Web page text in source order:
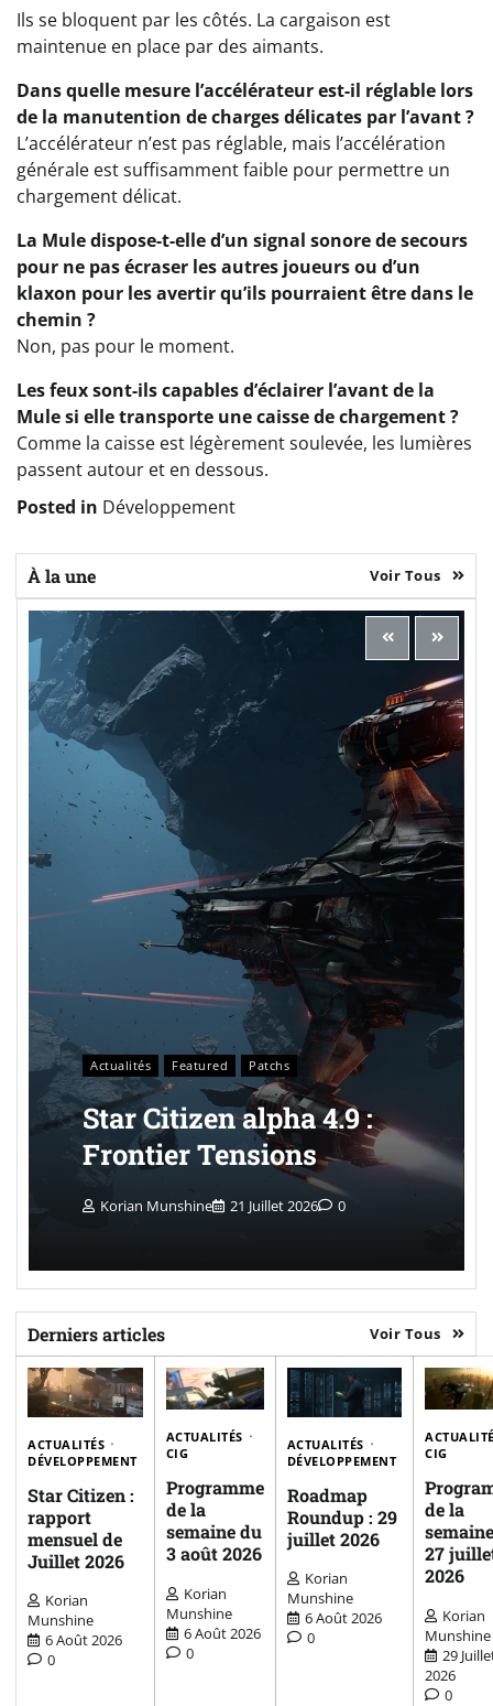
Ils se bloquent par les côtés. La cargaison est
maintenue en place par des aimants.
Dans quelle mesure l’accélérateur est-il réglable lors
de la manutention de charges délicates par l’avant ?
L’accélérateur n’est pas réglable, mais l’accélération
générale est suffisamment faible pour permettre un
chargement délicat.
La Mule dispose-t-elle d’un signal sonore de secours
pour ne pas écraser les autres joueurs ou d’un
klaxon pour les avertir qu’ils pourraient être dans le
chemin ?
Non, pas pour le moment.
Les feux sont-ils capables d’éclairer l’avant de la
Mule si elle transporte une caisse de chargement ?
Comme la caisse est légèrement soulevée, les lumières
passent autour et en dessous.
Posted in Développement
À la une Voir Tous
Actualités Featured Patchs
Star Citizen alpha 4.9 :
Frontier Tensions
Korian Munshine 21 Juillet 2026 0
Derniers articles Voir Tous
ACTUALITÉS
DÉVELOPPEMENT
Star Citizen :
rapport
mensuel de
Juillet 2026
Korian
Munshine
6 Août 2026
0
ACTUALITÉS
CIG
Programme
de la
semaine du
3 août 2026
Korian
Munshine
6 Août 2026
0
ACTUALITÉS
DÉVELOPPEMENT
Roadmap
Roundup : 29
juillet 2026
Korian
Munshine
6 Août 2026
0
CIG
de la
27
2026
Korian
Munshine
29
2026
0